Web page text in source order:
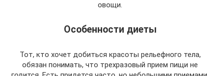
овощи.
Особенности диеты
Тот, кто хочет добиться красоты рельефного тела,
обязан понимать, что трехразовый прием пищи не